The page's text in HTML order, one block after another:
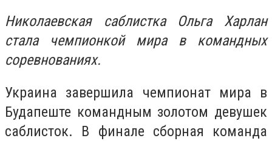
Николаевская саблистка Ольга Харлан
стала чемпионкой мира в командных
соревнованиях.
Украина завершила чемпионат мира в
Будапеште командным золотом девушек
саблисток. В финале сборная команда